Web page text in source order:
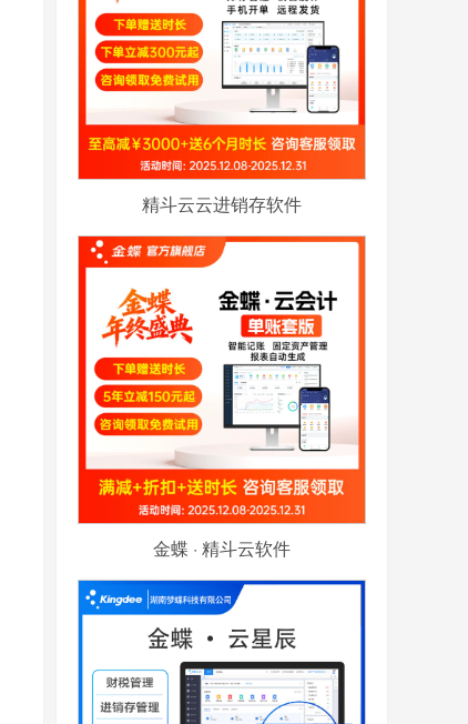
精斗云云进销存软件
金蝶 · 精斗云软件